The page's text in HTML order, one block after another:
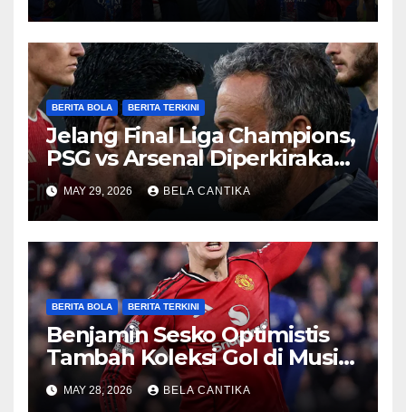
BERITA BOLA BERITA TERKINI
Jelang Final Liga Champions,
PSG vs Arsenal Diperkirakan
Sengit
MAY 29, 2026 BELA CANTIKA
BERITA BOLA BERITA TERKINI
Benjamin Sesko Optimistis
Tambah Koleksi Gol di Musim
2026/27
MAY 28, 2026 BELA CANTIKA